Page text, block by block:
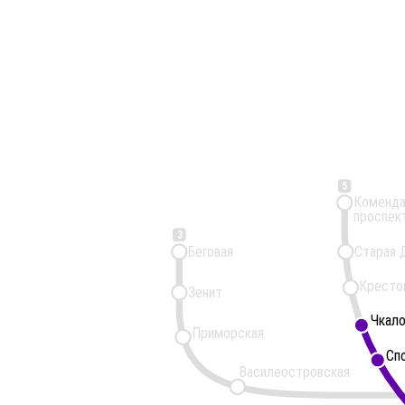
3
5
Василеостровская
Приморская
Старая
Зенит
Беговая